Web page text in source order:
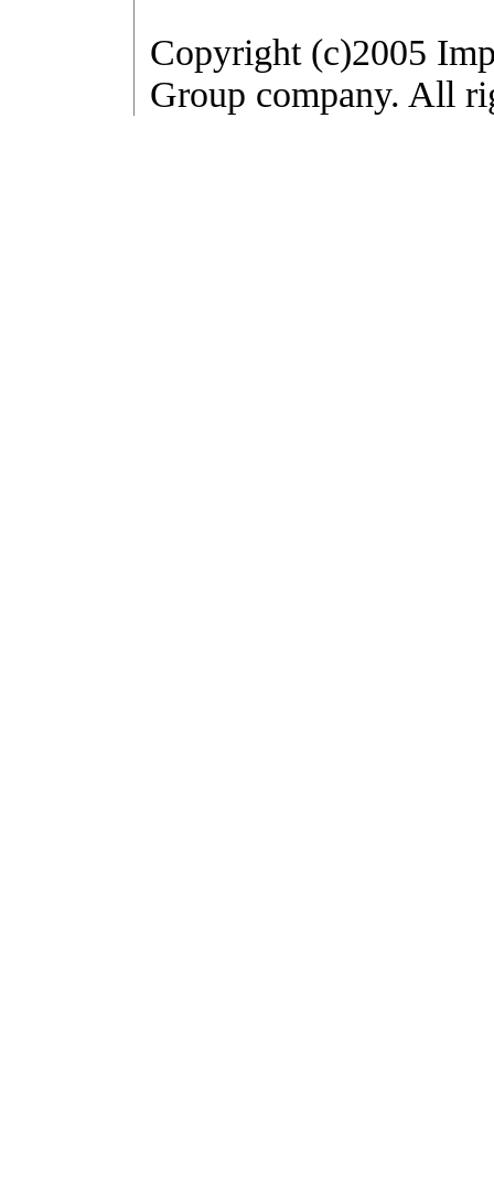
Copyright (c)2005
Group company. All